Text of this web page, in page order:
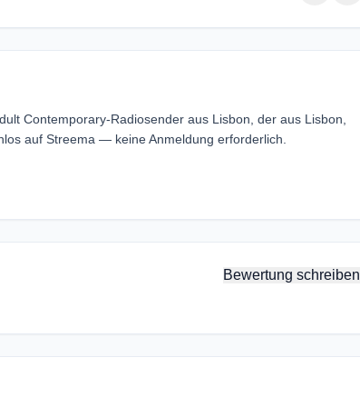
Contemporary-Radiosender aus Lisbon, der aus Lisbon,
auf Streema — keine Anmeldung erforderlich.
Bewertung schreiben